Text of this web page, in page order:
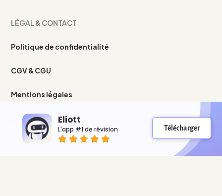
LÉGAL & CONTACT
Politique de confidentialité
CGV & CGU
Mentions légales
Nous contacterEliott
L'app #1 de révision Télécharger